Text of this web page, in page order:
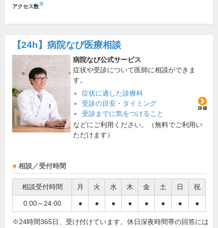
アクセス数※
【24h】 病院なび医療相談
病院なび公式サービス
症状や受診について医師に相談ができま
す。
症状に適した診療科
受診の目安・タイミング
受診までに気をつけること
などにご利用ください。（無料でご利用い
ただけます）
相談／受付時間
相談受付時間 月 火 水 木 金 土 日 祝
0:00～24:00 ● ● ● ● ● ● ● ●
※24時間365日、受け付けています。休日深夜時間帯の回答には